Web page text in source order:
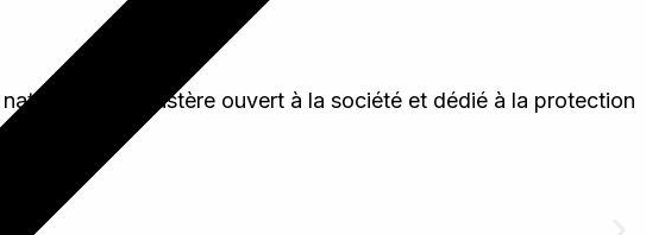
Un monastère ouvert à la société et dédié à la protection